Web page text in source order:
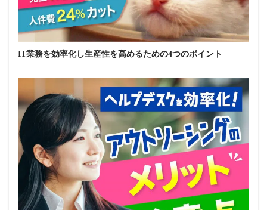
IT業務を効率化し生産性を高めるための4つのポイント